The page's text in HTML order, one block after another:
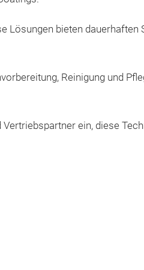
Lösungen bieten dauerhaften
Reinigung und
ein, diese